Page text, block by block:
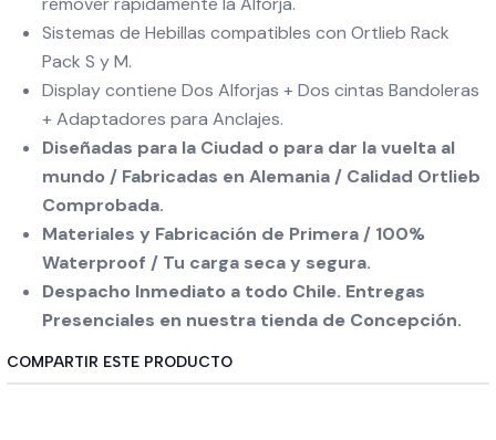
Sistemas de Hebillas compatibles con Ortlieb Rack
Pack S y M.
Display contiene Dos Alforjas + Dos cintas Bandoleras
+ Adaptadores para Anclajes.
Diseñadas para la Ciudad o para dar la vuelta al
mundo / Fabricadas en Alemania / Calidad Ortlieb
Comprobada.
Materiales y Fabricación de Primera / 100%
Waterproof / Tu carga seca y segura.
Despacho Inmediato a todo Chile. Entregas
Presenciales en nuestra tienda de Concepción.
COMPARTIR ESTE PRODUCTO